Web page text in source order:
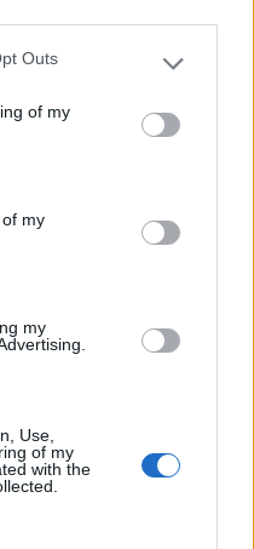
one or more Google
You may click to
its third-party tags to
in below Google
Outs
of my
my
my
Use,
of my
with the
Margherita